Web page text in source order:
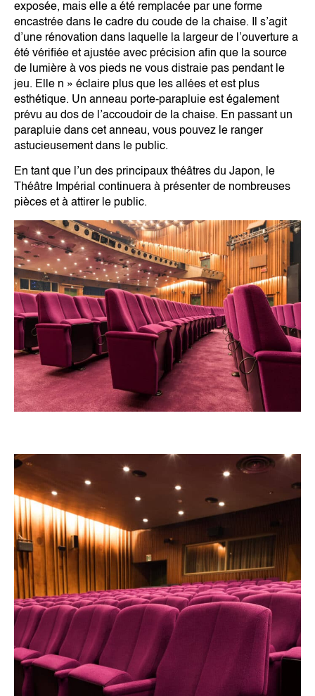
exposée, mais elle a été remplacée par une forme
encastrée dans le cadre du coude de la chaise. Il s’agit
d’une rénovation dans laquelle la largeur de l’ouverture a
été vérifiée et ajustée avec précision afin que la source
de lumière à vos pieds ne vous distraie pas pendant le
jeu. Elle n » éclaire plus que les allées et est plus
esthétique. Un anneau porte-parapluie est également
prévu au dos de l’accoudoir de la chaise. En passant un
parapluie dans cet anneau, vous pouvez le ranger
astucieusement dans le public.
En tant que l’un des principaux théâtres du Japon, le
Théâtre Impérial continuera à présenter de nombreuses
pièces et à attirer le public.